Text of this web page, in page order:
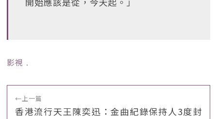
影視 ﹒
←上一篇
香港流行天王陳奕迅：金曲紀錄保持人3度封